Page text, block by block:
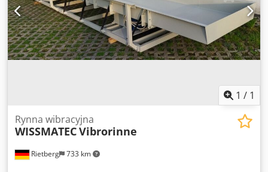
1 / 1
Rietberg 733 km
Rynna wibracyjna
WISSMATECVibrorinne